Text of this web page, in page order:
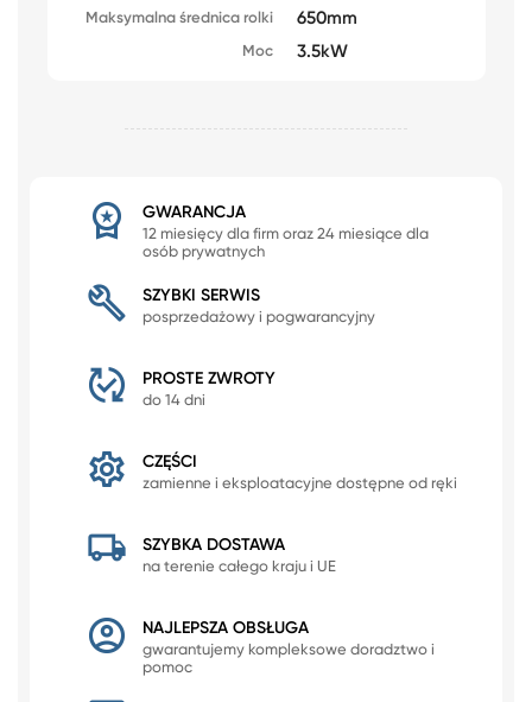
Maksymalna średnica rolki 650mm
Moc 3.5kW
GWARANCJA
12 miesięcy dla firm oraz 24 miesiące dla
osób prywatnych
SZYBKI SERWIS
posprzedażowy i pogwarancyjny
PROSTE ZWROTY
do 14 dni
CZĘŚCI
zamienne i eksploatacyjne dostępne od ręki
SZYBKA DOSTAWA
na terenie całego kraju i UE
NAJLEPSZA OBSŁUGA
gwarantujemy kompleksowe doradztwo i
pomoc